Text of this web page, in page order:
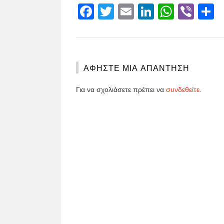
Facebook
Twitter
EmailLinkedInViber
ΑΦΉΣΤΕ ΜΙΑ ΑΠΆΝΤΗΣΗ
Για να σχολιάσετε πρέπει να συνδεθείτε.